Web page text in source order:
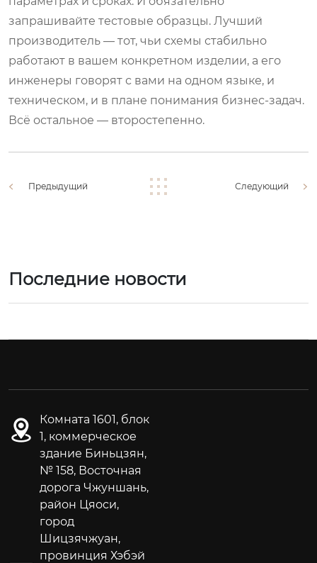
запрашивайте тестовые образцы. Лучший
производитель — тот, чьи схемы стабильно
работают в вашем конкретном изделии, а его
инженеры говорят с вами на одном языке, и
техническом, и в плане понимания бизнес-задач.
Всё остальное — второстепенно.
Предыдущий Следующий
Последние новости
Комната 1601, блок
1, коммерческое
здание Биньцзян,
№ 158, Восточная
дорога Чжуншань,
район Цяоси,
город
Шицзячжуан,
провинция Хэбэй